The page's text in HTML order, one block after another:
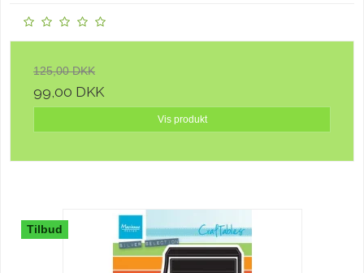
125,00 DKK
99,00 DKK
Vis produkt
Tilbud